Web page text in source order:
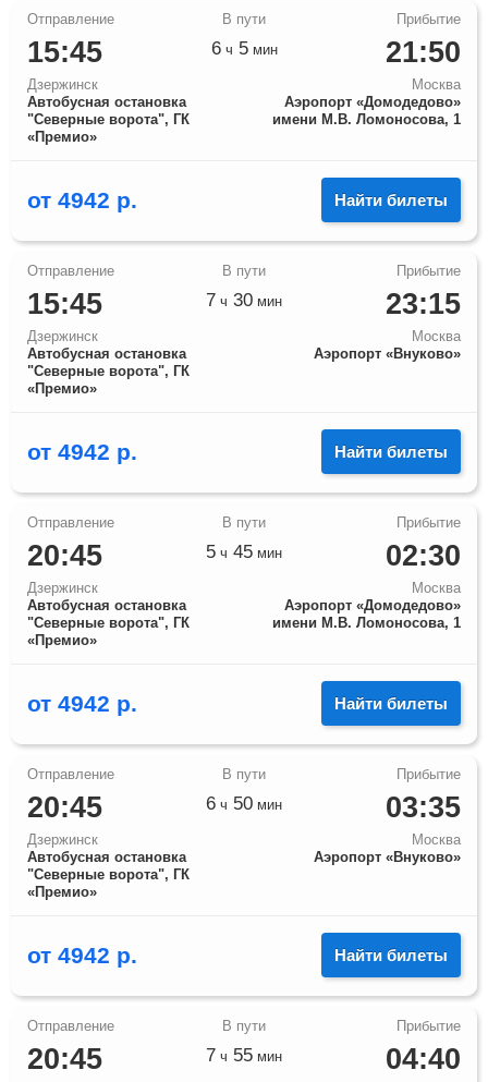
15:45
Дзержинск
Автобусная остановка
"Северные ворота", ГК
«Премио»
21:50
Москва
Аэропорт «Домодедово»
имени М.В. Ломоносова, 1
6ч 5мин
от 4942 р. Найти билеты
15:45
Дзержинск
Автобусная остановка
"Северные ворота", ГК
«Премио»
23:15
Москва
Аэропорт «Внуково»
7 ч 30 мин
от 4942 р. Найти билеты
20:45
Дзержинск
Автобусная остановка
"Северные ворота", ГК
«Премио»
02:30
Москва
Аэропорт «Домодедово»
имени М.В. Ломоносова, 1
5 ч 45 мин
от 4942 р. Найти билеты
20:45
Дзержинск
Автобусная остановка
"Северные ворота", ГК
«Премио»
03:35
Москва
Аэропорт «Внуково»
6 ч 50 мин
от 4942 р. Найти билеты
20:45 04:40
7 ч 55 мин